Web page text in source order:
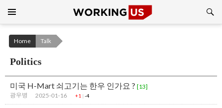
CONTENT
Home Talk
Politics
미국 H-Mart 쇠고기는 한우 인가요 ? [13]
광우병
2025-01-16 +1 | -4